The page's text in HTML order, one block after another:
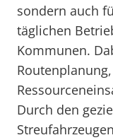
sondern auch
täglichen
Kommunen.
Durch den